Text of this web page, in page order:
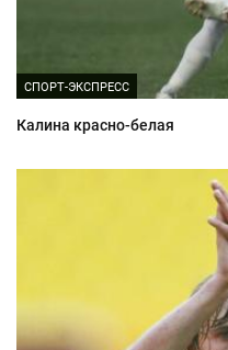
СПОРТ-ЭКСПРЕСС
Калина красно-белая